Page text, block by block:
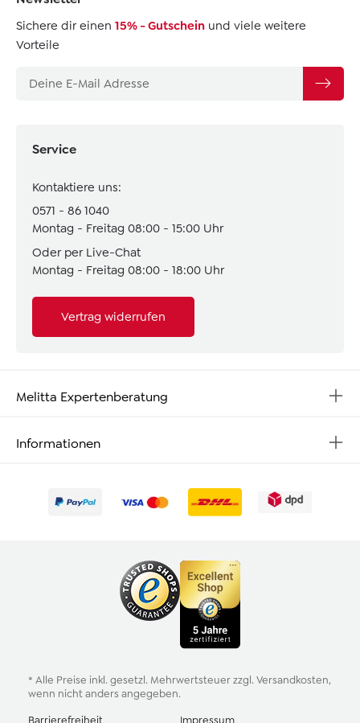
Service
Kontaktiere uns:
0571 - 86 1040
Montag - Freitag 08:00 - 15:00 Uhr
Oder per Live-Chat
Montag - Freitag 08:00 - 18:00 Uhr
Vertrag widerrufen
Melitta Expertenberatung
Informationen
Sichere dir einen 15% - Gutschein und viele weitere
Vorteile
* Alle Preise inkl. gesetzl. Mehrwertsteuer zzgl. Versandkosten,
wenn nicht anders angegeben.
Barrierefreiheit
Impressum